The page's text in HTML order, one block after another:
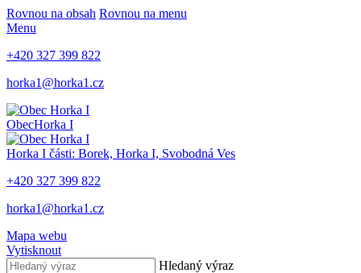
Rovnou na obsah Rovnou na menu
Menu
+420 327 399 822
horka1@horka1.cz
ObecHorka I
Horka I části: Borek, Horka I, Svobodná Ves
+420 327 399 822
horka1@horka1.cz
Mapa webu
Vytisknout
Hledaný výraz